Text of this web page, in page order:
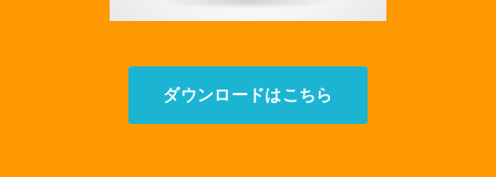
ダウンロードはこちら